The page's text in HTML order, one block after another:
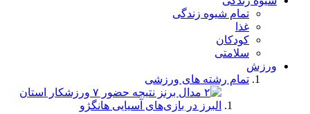
تمام شیوه زندگی
غذا
کودکان
سلامتی
ورزش
تمام رشته های ورزشی